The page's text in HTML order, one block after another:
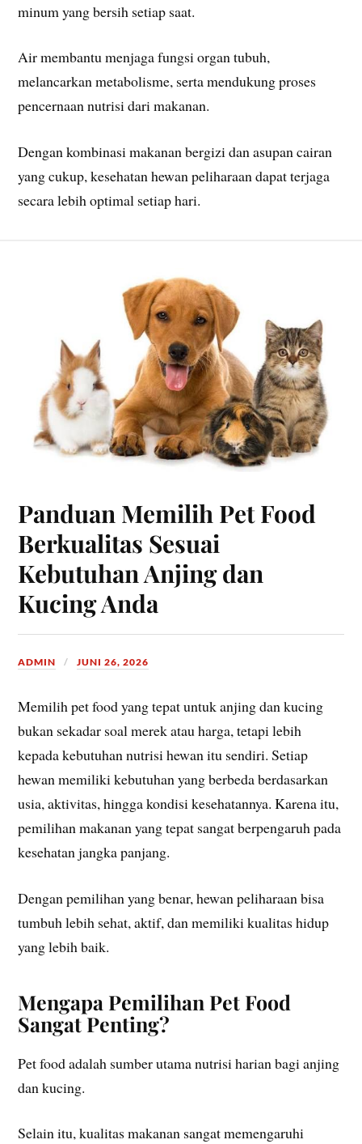
minum yang bersih setiap saat.
Air membantu menjaga fungsi organ tubuh,
melancarkan metabolisme, serta mendukung proses
pencernaan nutrisi dari makanan.
Dengan kombinasi makanan bergizi dan asupan cairan
yang cukup, kesehatan hewan peliharaan dapat terjaga
secara lebih optimal setiap hari.
Panduan Memilih Pet Food
Berkualitas Sesuai
Kebutuhan Anjing dan
Kucing Anda
ADMIN JUNI 26, 2026
Memilih pet food yang tepat untuk anjing dan kucing
bukan sekadar soal merek atau harga, tetapi lebih
kepada kebutuhan nutrisi hewan itu sendiri. Setiap
hewan memiliki kebutuhan yang berbeda berdasarkan
usia, aktivitas, hingga kondisi kesehatannya. Karena itu,
pemilihan makanan yang tepat sangat berpengaruh pada
kesehatan jangka panjang.
Dengan pemilihan yang benar, hewan peliharaan bisa
tumbuh lebih sehat, aktif, dan memiliki kualitas hidup
yang lebih baik.
Mengapa Pemilihan Pet Food
Sangat Penting?
Pet food adalah sumber utama nutrisi harian bagi anjing
dan kucing.
Selain itu, kualitas makanan sangat memengaruhi